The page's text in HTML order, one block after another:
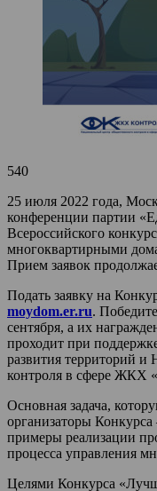
540
25 июля 2022 года,
конференции партии
Всероссийского
многоквартирными
Прием заявок
Подать заявку на
moydom.er.ru.
сентября, а их
проходит при
развития территорий и
контроля в сфере ЖКХ
Основная задача,
организаторы
примеры реализации
процесса управления
Целями Конкурса